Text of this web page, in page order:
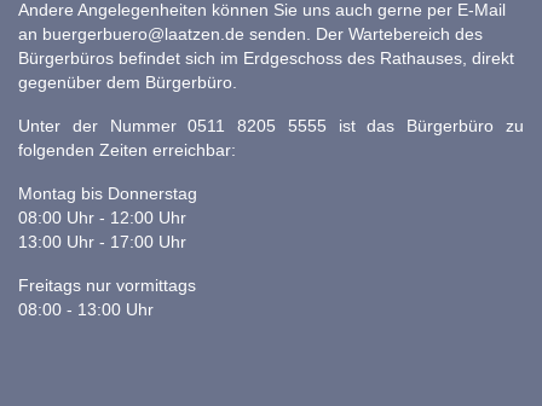
Andere Angelegenheiten können Sie uns auch gerne per E-Mail
an buergerbuero@laatzen.de senden. Der Wartebereich des
Bürgerbüros befindet sich im Erdgeschoss des Rathauses, direkt
gegenüber dem Bürgerbüro.
Unter der Nummer 0511 8205 5555 ist das Bürgerbüro zu
folgenden Zeiten erreichbar:
Montag bis Donnerstag
08:00 Uhr - 12:00 Uhr
13:00 Uhr - 17:00 Uhr
Freitags nur vormittags
08:00 - 13:00 Uhr